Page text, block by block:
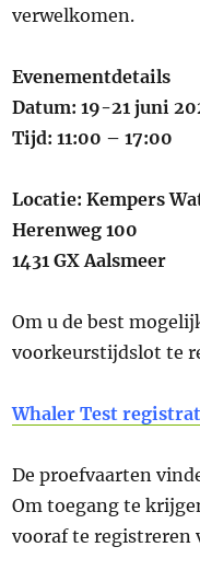
verwelkomen.
Evenementdetails
Datum: 19-21 juni
Tijd: 11:00 – 17:00
Locatie: Kempers
Herenweg 100
1431 GX Aalsmeer
Om u de best
voorkeurstijdslot te
Whaler Test
De proefvaarten
Om toegang te
vooraf te registreren